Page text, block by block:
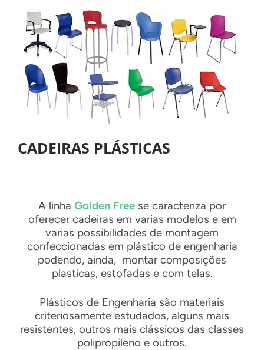
CADEIRAS PLÁSTICAS
A linha Golden Free se caracteriza por
oferecer cadeiras em varias modelos e em
varias possibilidades de montagem
confeccionadas em plástico de engenharia
podendo, ainda, montar composições
plasticas, estofadas e com telas.
Plásticos de Engenharia são materiais
criteriosamente estudados, alguns mais
resistentes, outros mais clássicos das classes
polipropileno e outros.